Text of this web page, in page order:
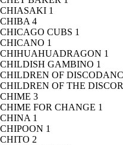
CHIASAKI 1
CHIBA 4
CHICAGO CUBS 1
CHICANO 1
CHIHUAHUADRAGON 1
CHILDISH GAMBINO 1
CHILDREN OF
CHILDREN OF THE
CHIME 3
CHIME FOR CHANGE 1
CHINA 1
CHIPOON 1
CHITO 2